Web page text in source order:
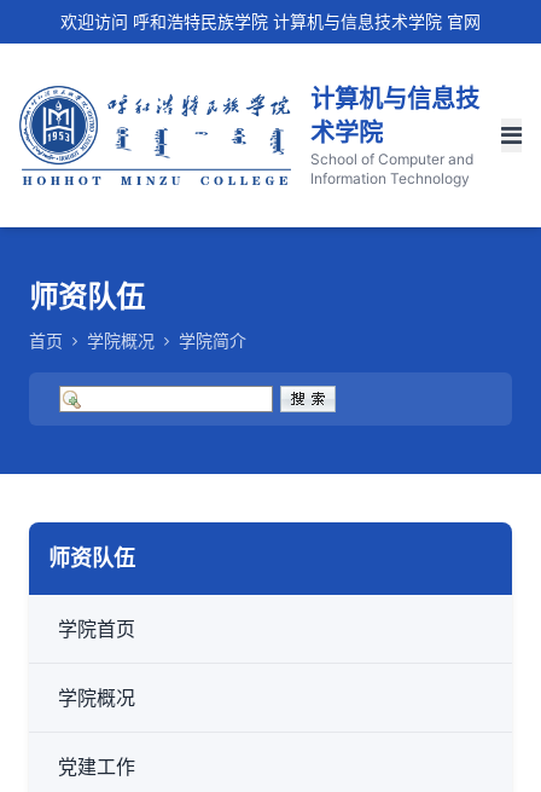
欢迎访问 呼和浩特民族学院 计算机与信息技术学院 官网
计算机与信息技
术学院
School of Computer and
Information Technology
师资队伍
首页 学院概况 学院简介
师资队伍
学院首页
学院概况
党建工作